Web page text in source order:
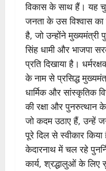
विकास के साथ हैं। यह
जनता के उस विश्वास का
है, जो उन्होंने मुख्यमंत्री
सिंह धामी और भाजपा
प्रति दिखाया है।
के नाम से प्रसिद्ध
धार्मिक और सांस्कृतिक
की रक्षा और पुनरुत्थान
जो कदम उठाए हैं, उन्हें
पूरे दिल से स्वीकार किया
केदारनाथ में चल रहे
कार्य, श्रद्धालुओं के लिए